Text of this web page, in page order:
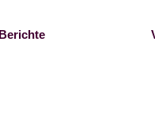
Berichte